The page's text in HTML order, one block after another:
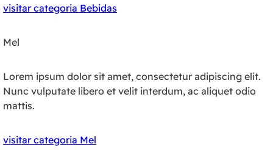
visitar categoria Bebidas
Mel
Lorem ipsum dolor sit amet, consectetur adipiscing elit.
Nunc vulputate libero et velit interdum, ac aliquet odio
mattis.
visitar categoria Mel